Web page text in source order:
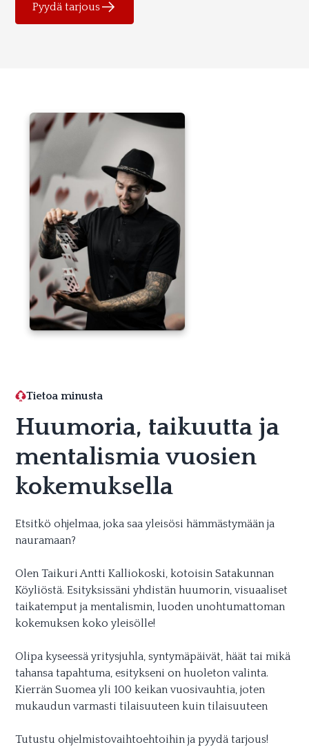
Pyydä tarjous
Tietoa minusta
Huumoria, taikuutta ja
mentalismia vuosien
kokemuksella
Etsitkö ohjelmaa, joka saa yleisösi hämmästymään ja
nauramaan?
Olen Taikuri Antti Kalliokoski, kotoisin Satakunnan
Köyliöstä. Esityksissäni yhdistän huumorin, visuaaliset
taikatemput ja mentalismin, luoden unohtumattoman
kokemuksen koko yleisölle!
Olipa kyseessä yritysjuhla, syntymäpäivät, häät tai mikä
tahansa tapahtuma, esitykseni on huoleton valinta.
Kierrän Suomea yli 100 keikan vuosivauhtia, joten
mukaudun varmasti tilaisuuteen kuin tilaisuuteen
Tutustu ohjelmistovaihtoehtoihin ja pyydä tarjous!